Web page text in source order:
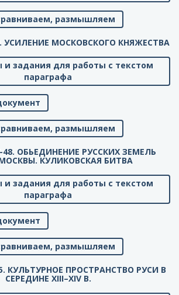
размышляем
УСИЛЕНИЕ МОСКОВСКОГО КНЯЖЕСТВА
и задания для работы с текстом
параграфа
размышляем
48. ОБЬЕДИНЕНИЕ РУССКИХ ЗЕМЕЛЬ
КУЛИКОВСКАЯ БИТВА
и задания для работы с текстом
параграфа
размышляем
КУЛЬТУРНОЕ ПРОСТРАНСТВО РУСИ В
СЕРЕДИНЕ XIII–XIV В.